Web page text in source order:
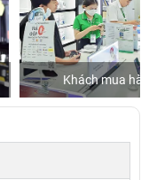
Khách mua